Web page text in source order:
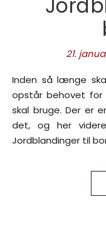
21.
Inden så længe skal vi til at plante om igen, og så
opstår behovet for
skal bruge. Der er
det, og her
Jordblandinger til